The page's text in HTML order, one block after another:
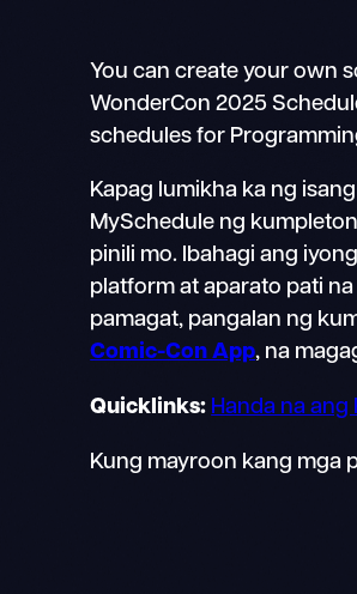
You can create your own
WonderCon 2025
schedules for
Kapag lumikha ka ng
MySchedule ng
pinili mo. Ibahagi ang
platform at aparato pati
pamagat, pangalan ng
Comic-Con App, na
Quicklinks: Handa na ang
Kung mayroon kang mga